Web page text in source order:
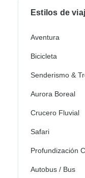
Estilos de
Aventura
Bicicleta
Senderismo &
Aurora Boreal
Crucero Fluvial
Safari
Profundización
Autobus / Bus